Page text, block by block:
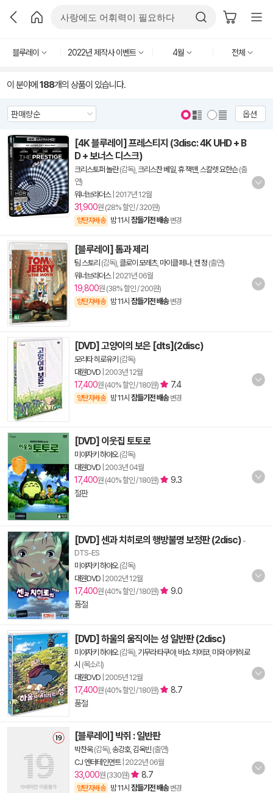
블루레이 2022년 제작사 이벤트 4월 전체
이 분야에 188개의 상품이 있습니다.
옵션
[4K 블루레이] 프레스티지 (3disc: 4K UHD + B
D + 보너스 디스크)
크리스토퍼 놀란(감독), 크리스찬 베일 휴 잭맨, 스칼렛 요한슨(출
연)
워너브라더스| 2017년 12월
31,900원 (28% 할인 / 320원)
양탄자배송 밤 11시 잠들기전 배송 변경
[블루레이] 톰과 제리
팀 스토리 (감독), 클로이 모레츠, 마이클 페나,켄 정 (출연)
워너브라더스| 2021년 06월
19,800원 (38% 할인 / 200원)
양탄자배송 밤 11시 잠들기전 배송 변경
[DVD] 고양이의 보은 [dts](2disc)
모리타 히로유키 (감독)
대원DVD 2003년 12월
17,400원 (40% 할인 / 180원) 7.4
양탄자배송 밤 11시 잠들기전 배송 변경
[DVD] 이웃집 토토로
미야자키 하야오(감독)
대원DVD 2003년 04월
17,400원 (40% 할인 / 180원)
9.3
절판
[DVD] 센과 치히로의 행방불명 보정판 (2disc) -
DTS-ES
미야자키 하야오(감독)
대원DVD 2002년 12월
17,400원 (40% 할인 / 180원)
9.0
품절
[DVD] 하울의 움직이는 성 일반판 (2disc)
미야자키 하야오(감독), 기무라 타쿠야, 바쇼 치에코, 미와 아카히로
시 (목소리)
대원DVD 2005년 12월
17,400원 (40% 할인 / 180원)
8.7
품절
[블루레이] 박쥐 : 일반판
박찬욱(감독), 송강호, 김옥빈 (출연)
CJ 엔터테인먼트| 2022년 06월
33,000원 (330원) 8.7
양탄자배송 밤 11시 잠들기전 배송 변경